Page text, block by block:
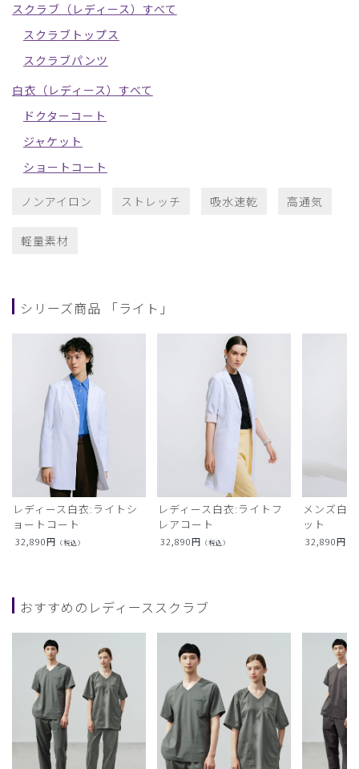
スクラブ（レディース）すべて
スクラブトップス
スクラブパンツ
白衣（レディース）すべて
ドクターコート
ジャケット
ショートコート
ノンアイロン ストレッチ 吸水速乾 高通気
軽量素材
シリーズ商品 「ライト」
レディース白衣:ライトシ
ョートコート
32,890円 （税込）
レディース白衣:ライトフ
レアコート
32,890円 （税込）
メンズ白
ット
32,890円
おすすめのレディーススクラブ